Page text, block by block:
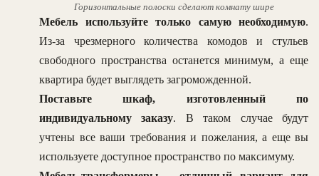
Горизонтальные полоски сделают комнату шире
Мебель используйте только самую необходимую.
Из-за чрезмерного количества комодов и стульев
свободного пространства останется минимум, а еще
квартира будет выглядеть загроможденной.
Поставьте шкаф, изготовленный по
индивидуальному заказу. В таком случае будут
учтены все ваши требования и пожелания, а еще вы
используете доступное пространство по максимуму.